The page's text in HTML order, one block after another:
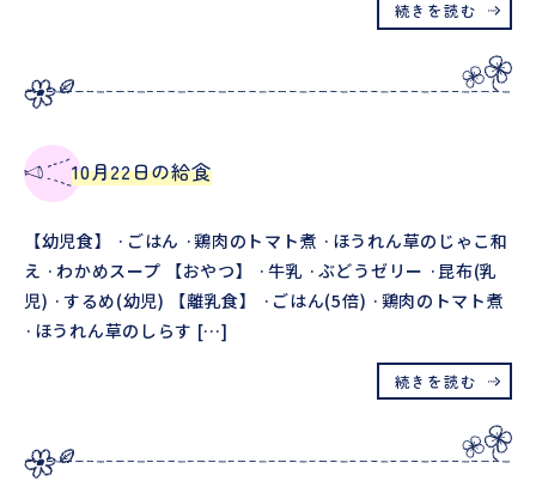
続きを読む
10月22日の給食
【幼児食】 ·ごはん ·鶏肉のトマト煮 ·ほうれん草のじゃこ和
え ·わかめスープ 【おやつ】 ·牛乳 ·ぶどうゼリー ·昆布(乳
児) ·するめ(幼児) 【離乳食】 ·ごはん(5倍) ·鶏肉のトマト煮
·ほうれん草のしらす […]
続きを読む